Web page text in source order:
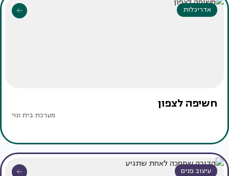
אדריכלות
חשיפה לצפון
מערכת בית ונוי
עיצוב פנים